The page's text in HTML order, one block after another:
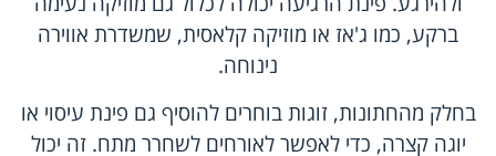
ברקע, כמו ג'אז או מוזיקה קלאסית, שמשדרת אווירה
נינוחה.
בחלק מהחתונות, זוגות בוחרים להוסיף גם פינת עיסוי או
יוגה קצרה, כדי לאפשר לאורחים לשחרר מתח. זה יכול